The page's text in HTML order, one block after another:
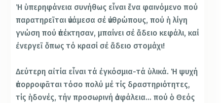
Ἡ ὑπερηφάνεια συνήθως εἶναι ἕνα φαινόμενο πού
παρατηρεῖται ἀνάμεσα σέ ἀνθρώπους, πού ἡ λίγη
γνώση πού ἀπέκτησαν, μπαίνει σέ ἄδειο κεφάλι, καί
ἐνεργεῖ ὅπως τό κρασί σέ ἄδειο στομάχι!
Δεύτερη αἰτία εἶναι τά ἐγκόσμια-τά ὑλικά. Ἡ ψυχή
ἀπορροφᾶται τόσο πολύ μέ τίς δραστηριότητες,
τίς ἡδονές, τήν προσωρινή ἀσφάλεια… πού ὁ Θεός